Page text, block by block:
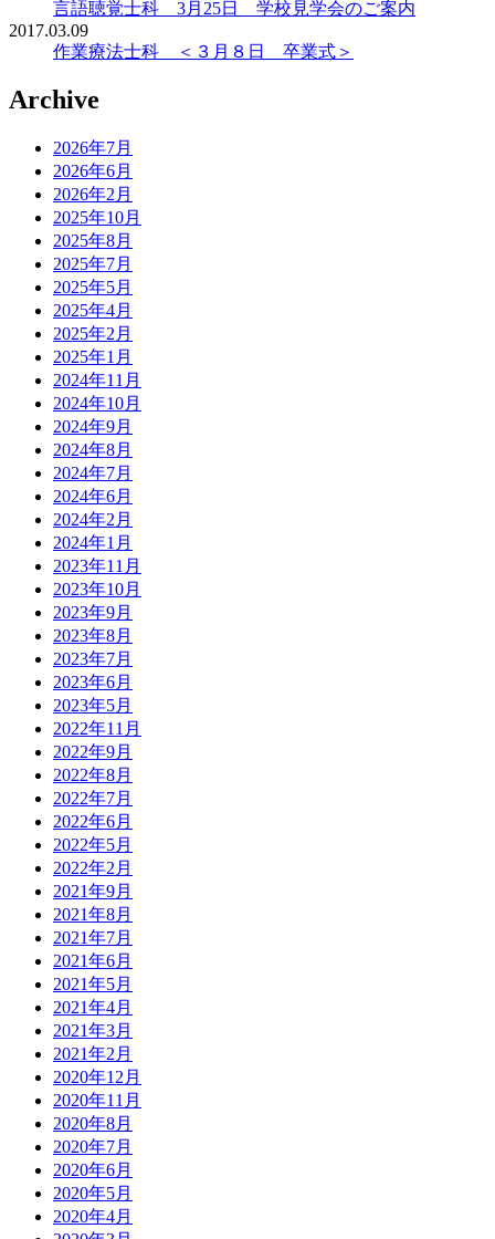
言語聴覚士科 3月25日 学校見学会のご案内
2017.03.09
作業療法士科 ＜３月８日 卒業式＞
Archive
2026年7月
2026年6月
2026年2月
2025年10月
2025年8月
2025年7月
2025年5月
2025年4月
2025年2月
2025年1月
2024年11月
2024年10月
2024年9月
2024年8月
2024年7月
2024年6月
2024年2月
2024年1月
2023年11月
2023年10月
2023年9月
2023年8月
2023年7月
2023年6月
2023年5月
2022年11月
2022年9月
2022年8月
2022年7月
2022年6月
2022年5月
2022年2月
2021年9月
2021年8月
2021年7月
2021年6月
2021年5月
2021年4月
2021年3月
2021年2月
2020年12月
2020年11月
2020年8月
2020年7月
2020年6月
2020年5月
2020年4月